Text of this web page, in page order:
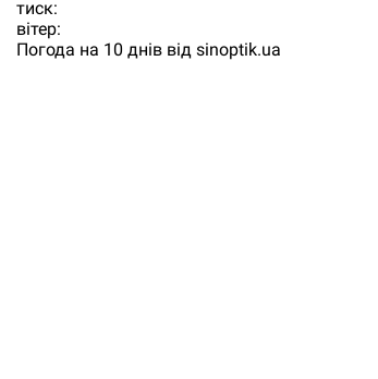
тиск:
вітер:
Погода на 10 днів від sinoptik.ua